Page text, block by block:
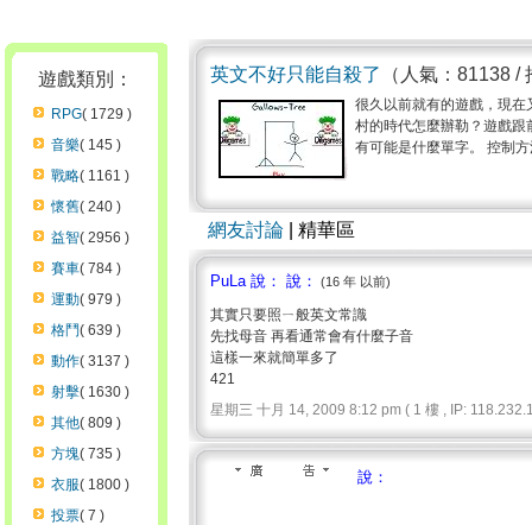
遊戲類別：
RPG( 1729 )
音樂( 145 )
戰略( 1161 )
懷舊( 240 )
益智( 2956 )
賽車( 784 )
運動( 979 )
格鬥( 639 )
動作( 3137 )
射擊( 1630 )
其他( 809 )
方塊( 735 )
衣服( 1800 )
投票( 7 )
英文不好只能自殺了 （人氣：81138 /
很久以前就有的遊戲，現
村的時代怎麼辦勒？遊戲
有可能是什麼單字。 控制
網友討論 | 精華區
PuLa 說： 說： (16 年 以前)
其實只要照ㄧ般英文常識
先找母音 再看通常會有什麼子音
這樣一來就簡單多了
421
星期三 十月 14, 2009 8:12 pm ( 1 樓 , IP:
說：